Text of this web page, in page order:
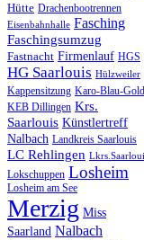
Hütte Drachenbootrennen
Eisenbahnhalle Fasching
Faschingsumzug
Fastnacht Firmenlauf HGS
HG Saarlouis Hülzweiler
Kappensitzung Karo-Blau-Gold
KEB Dillingen Krs.
Saarlouis Künstlertreff
Nalbach Landkreis Saarlouis
LC Rehlingen
Lokschuppen Losheim
Losheim am See
Merzig Miss
Saarland Nalbach